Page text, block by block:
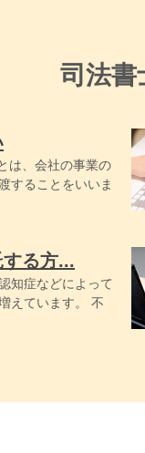
司法
は、会社の事業の
することをいいま
る方...
知症などによって
えています。 不